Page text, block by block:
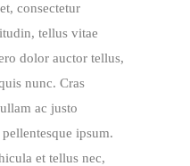
consectetur
tellus vitae
dolor auctor tellus,
nunc. Cras
ac justo
ipsum.
et tellus nec,